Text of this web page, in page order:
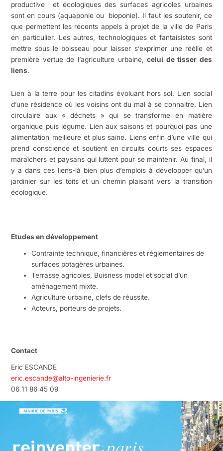
productive et écologiques des surfaces agricoles urbaines
sont en cours (aquaponie ou bioponie). Il faut les soutenir, ce
que permettent les récents appels à projet de la ville de Paris
en particulier. Les autres, technologiques et fantaisistes sont
mettre sous le boisseau pour laisser s’exprimer une réèlle et
première vertue de l’agriculture urbaine,celui de tisser des
liens.
Lien à la terre pour les citadins évoluant hors sol. Lien social
d’une résidence où les voisins ont du mal à se connaitre. Lien
circulaire aux « déchets » qui se transforme en matière
organique puis légume. Lien aux saisons et pourquoi pas une
alimentation meilleure et plus saine. Liens enfin d’une ville qui
prend conscience et soutient en circuits courts ses espaces
maraîchers et paysans qui luttent pour se maintenir. Au final, il
y a dans ces liens-là bien plus d’emplois à développer qu’un
jardinier sur les toits et un chemin plaisant vers la transition
écologique.
Etudes en développement
Contrainte technique, financières et réglementaires de
surfaces potagères urbaines.
Terrasse agricoles, Buisness model et social d’un
aménagement mixte.
Agriculture urbaine, clefs de réussite.
Acteurs, porteurs de projets.
Contact
Eric ESCANDE
eric.escande@alto-ingenierie.fr
06 11 86 45 09